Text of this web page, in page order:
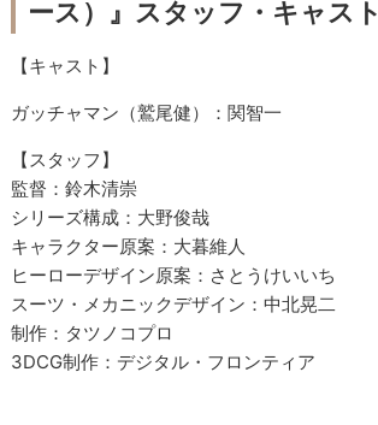
ース）』スタッフ・キャスト
【キャスト】
ガッチャマン（鷲尾健）：関智一
【スタッフ】
監督：鈴木清崇
シリーズ構成：大野俊哉
キャラクター原案：大暮維人
ヒーローデザイン原案：さとうけいいち
スーツ・メカニックデザイン：中北晃二
制作：タツノコプロ
3DCG制作：デジタル・フロンティア